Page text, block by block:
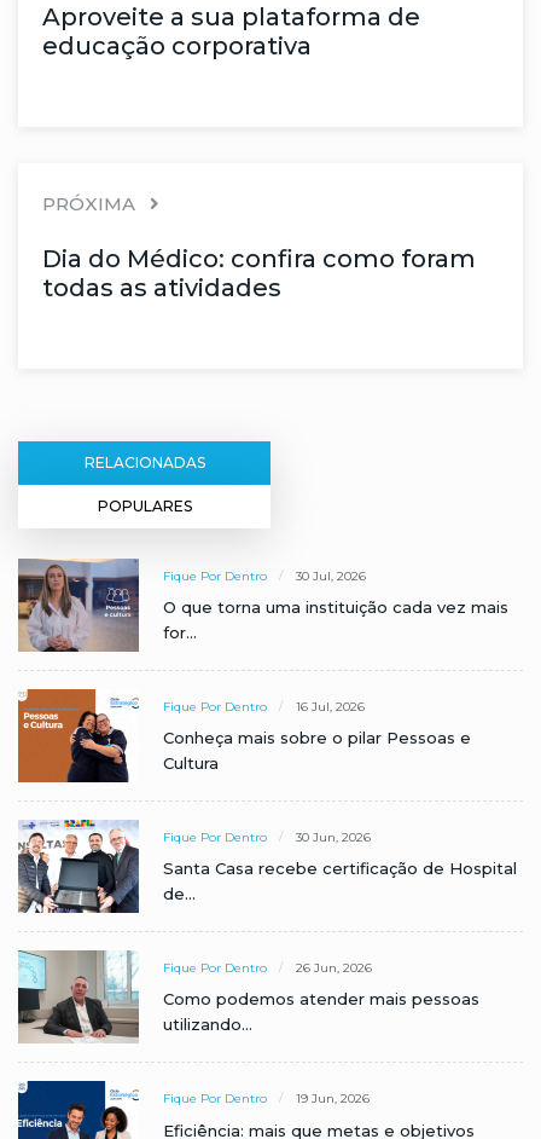
Aproveite a sua plataforma de
educação corporativa
PRÓXIMA
Dia do Médico: confira como foram
todas as atividades
RELACIONADAS
POPULARES
Fique Por Dentro 30 Jul, 2026
O que torna uma instituição cada vez mais
for...
Fique Por Dentro 16 Jul, 2026
Conheça mais sobre o pilar Pessoas e
Cultura
Fique Por Dentro 30 Jun, 2026
Santa Casa recebe certificação de Hospital
de...
Fique Por Dentro 26 Jun, 2026
Como podemos atender mais pessoas
utilizando...
Fique Por Dentro 19 Jun, 2026
Eficiência: mais que metas e objetivos